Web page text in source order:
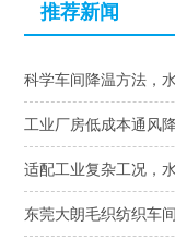
推荐新闻
科学车间降温方法，
工业厂房低成本通风
适配工业复杂工况，
东莞大朗毛织纺织车